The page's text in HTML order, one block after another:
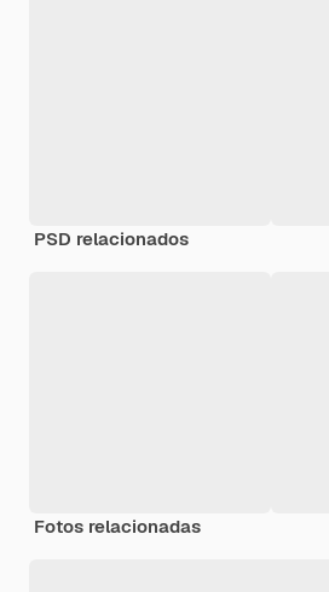
PSD relacionados
Fotos relacionadas